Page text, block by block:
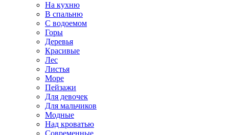
На кухню
В спальню
С водоемом
Горы
Деревья
Красивые
Лес
Листья
Море
Пейзажи
Для девочек
Для мальчиков
Модные
Над кроватью